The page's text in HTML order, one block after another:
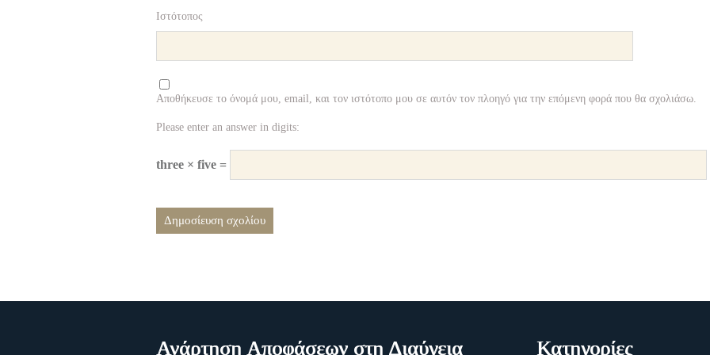
Ιστότοπος
Αποθήκευσε το όνομά μου, email, και τον ιστότοπο μου σε αυτόν τον πλοηγό για την επόμενη φορά που θα σχολιάσω.
Please enter an answer in digits:
three × five =
Ανάρτηση Αποφάσεων στη Διαύγεια Κατηγορίες